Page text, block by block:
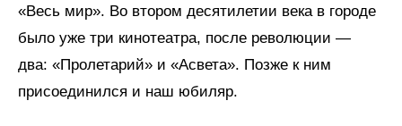
«Весь мир». Во втором десятилетии века в городе
было уже три кинотеатра, после революции —
два: «Пролетарий» и «Асвета». Позже к ним
присоединился и наш юбиляр.